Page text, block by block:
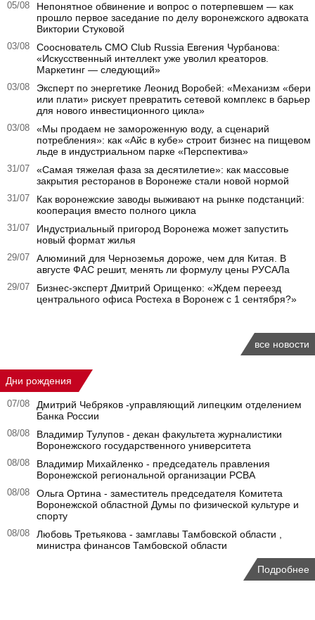
05/08
Непонятное обвинение и вопрос о потерпевшем — как
прошло первое заседание по делу воронежского адвоката
Виктории Стуковой
03/08
Сооснователь CMO Club Russia Евгения Чурбанова:
«Искусственный интеллект уже уволил креаторов.
Маркетинг — следующий»
03/08
Эксперт по энергетике Леонид Воробей: «Механизм «бери
или плати» рискует превратить сетевой комплекс в барьер
для нового инвестиционного цикла»
03/08
«Мы продаем не замороженную воду, а сценарий
потребления»: как «Айс в кубе» строит бизнес на пищевом
льде в индустриальном парке «Перспектива»
31/07
«Самая тяжелая фаза за десятилетие»: как массовые
закрытия ресторанов в Воронеже стали новой нормой
31/07
Как воронежские заводы выживают на рынке подстанций:
кооперация вместо полного цикла
31/07
Индустриальный пригород Воронежа может запустить
новый формат жилья
29/07
Алюминий для Черноземья дороже, чем для Китая. В
августе ФАС решит, менять ли формулу цены РУСАЛа
29/07
Бизнес-эксперт Дмитрий Орищенко: «Ждем переезд
центрального офиса Ростеха в Воронеж с 1 сентября?»
все новости
Дни рождения
07/08
Дмитрий Чебряков -управляющий липецким отделением
Банка России
08/08
Владимир Тулупов - декан факультета журналистики
Воронежского государственного университета
08/08
Владимир Михайленко - председатель правления
Воронежской региональной организации РСВА
08/08
Ольга Ортина - заместитель председателя Комитета
Воронежской областной Думы по физической культуре и
спорту
08/08
Любовь Третьякова - замглавы Тамбовской области ,
министра финансов Тамбовской области
Подробнее